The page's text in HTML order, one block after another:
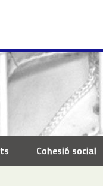
Cohesió social